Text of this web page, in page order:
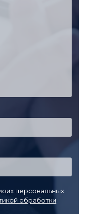
персональных
обработки